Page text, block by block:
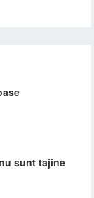
sunt tajine